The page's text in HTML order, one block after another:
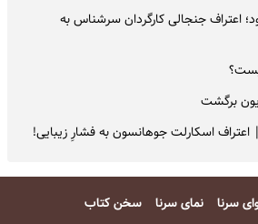
اعتراف جنجالی کارگردان سرشناس به
برگشت
اعتراف اسکارلت جوهانسون به فشارِ زیبایی!
سرنا نمای سرنا سخن کتاب